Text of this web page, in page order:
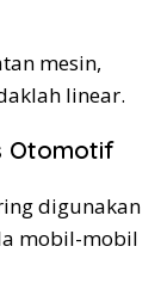
mesin,
linear.
Otomotif
digunakan
mobil-mobil